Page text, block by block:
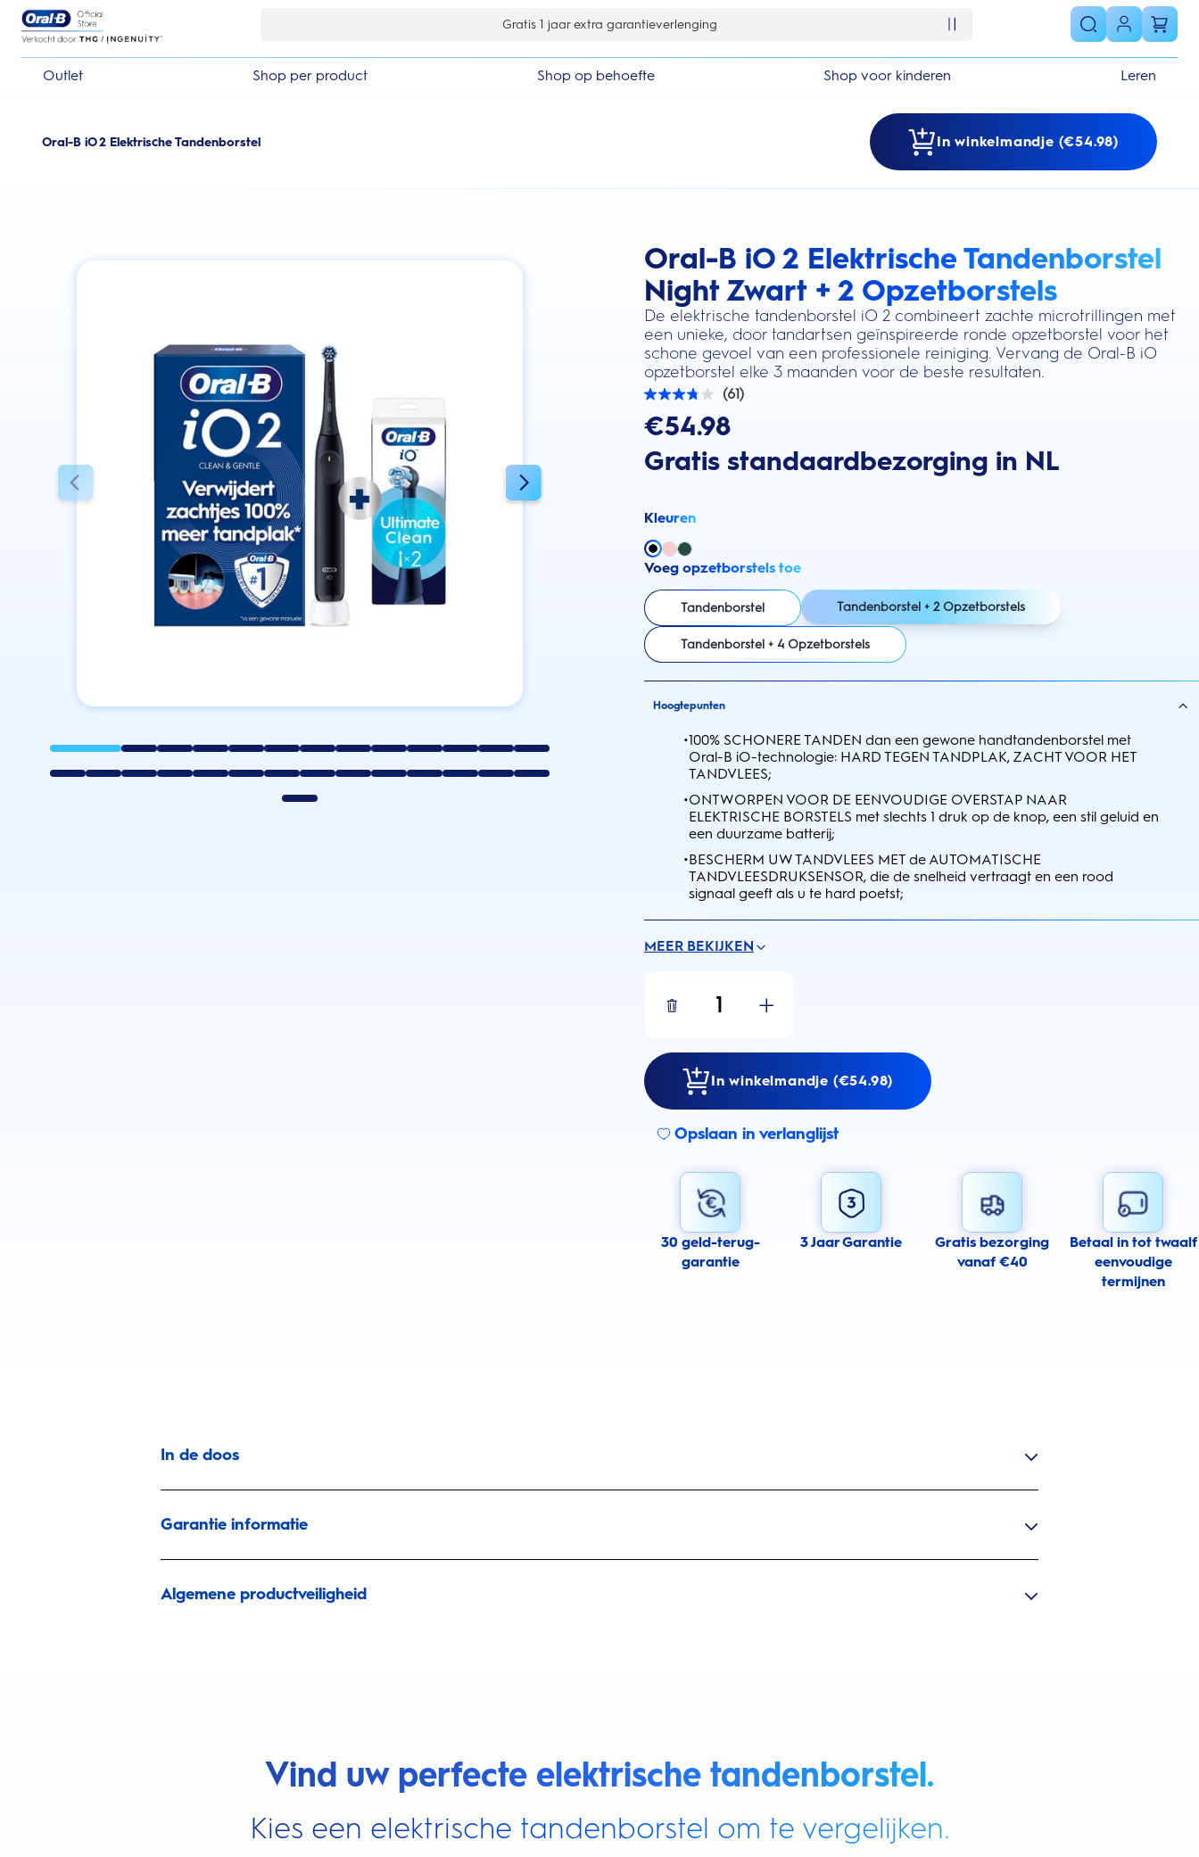
Gratis 1 jaar extra garantieverlenging
Outlet Shop per product Shop op behoefte Shop voor kinderen Leren
Oral-B iO 2 Elektrische Tandenborstel In winkelmandje (€54.98)
Oral-B iO 2 Elektrische Tandenborstel
Night Zwart + 2 Opzetborstels
De elektrische tandenborstel iO 2 combineert zachte microtrillingen met
een unieke, door tandartsen geïnspireerde ronde opzetborstel voor het
schone gevoel van een professionele reiniging. Vervang de Oral-B iO
opzetborstel elke 3 maanden voor de beste resultaten.
this action will scroll you to the reviews section
(61)
3.8
de
sterren.
61
€54.98
Gratis standaardbezorging in NL
Kleuren
Voeg opzetborstels toe
Tandenborstel Tandenborstel + 2 Opzetborstels
Tandenborstel + 4 Opzetborstels
Hoogtepunten
•100% SCHONERE TANDEN dan een gewone handtandenborstel met
Oral-B iO-technologie: HARD TEGEN TANDPLAK, ZACHT VOOR HET
TANDVLEES;
•ONTWORPEN VOOR DE EENVOUDIGE OVERSTAP NAAR
ELEKTRISCHE BORSTELS met slechts 1 druk op de knop, een stil geluid en
een duurzame batterij;
•BESCHERM UW TANDVLEES MET de AUTOMATISCHE
TANDVLEESDRUKSENSOR, die de snelheid vertraagt en een rood
signaal geeft als u te hard poetst;
MEER BEKIJKEN
1
In winkelmandje (€54.98)
Opslaan in verlanglijst
30 geld-terug-
garantie
3 Jaar Garantie
Gratis bezorging
vanaf €40
Betaal in tot twaalf
eenvoudige
termijnen
In de doos
Garantie informatie
Algemene productveiligheid
Vind uw perfecte elektrische tandenborstel.
Kies een elektrische tandenborstel om te vergelijken.